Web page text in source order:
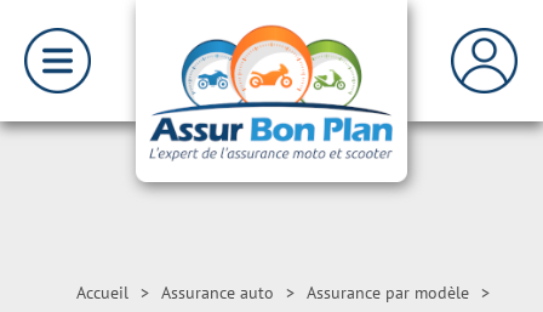
Accueil > Assurance auto > Assurance par modèle >